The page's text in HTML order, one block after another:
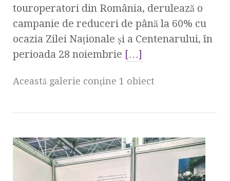
touroperatori din România, derulează o
campanie de reduceri de până la 60% cu
ocazia Zilei Naționale și a Centenarului, în
perioada 28 noiembrie […]
Această galerie conţine 1 obiect